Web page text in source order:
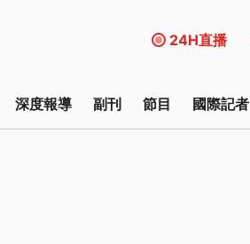
24H直播
深度報導 副刊 節目 國際記者